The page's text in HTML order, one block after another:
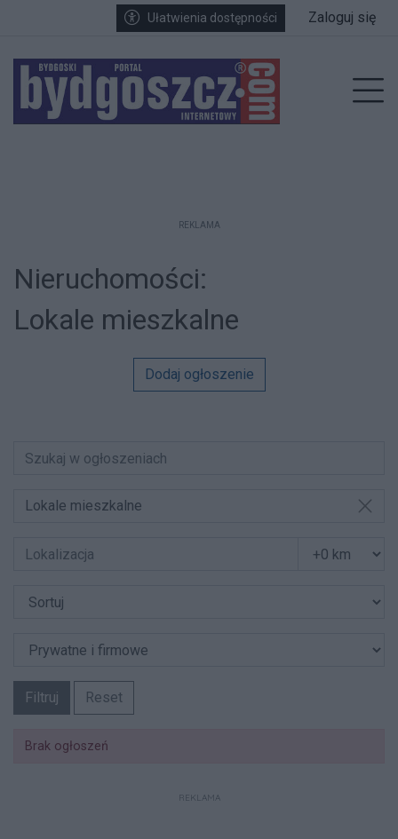
Przejdź do głównych treści
Przejdź do wyszukiwarki
Przejdź do głównego menuUłatwienia dostępności Zaloguj się
REKLAMA
Nieruchomości:
Lokale mieszkalne
Dodaj ogłoszenie
Lokale mieszkalne
Filtruj Reset
Brak ogłoszeń
REKLAMA